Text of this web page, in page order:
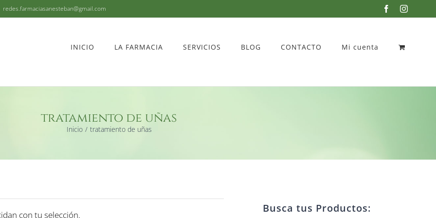
redes.farmaciasanesteban@gmail.com Facebook
INICIO LA FARMACIA SERVICIOS BLOG CONTACTO Mi cuenta
tratamiento de uñas
Inicio tratamiento de uñas
con tu selección.
Busca tus Productos: